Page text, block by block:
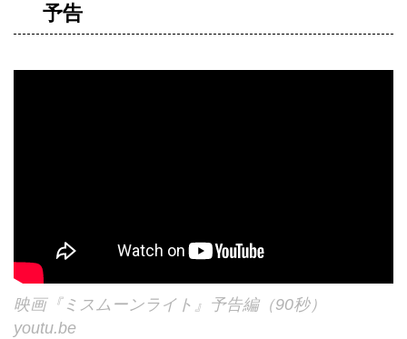
予告
映画『ミスムーンライト』予告編（90秒）
youtu.be